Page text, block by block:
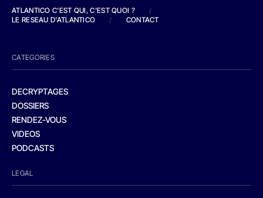
ATLANTICO C'EST QUI, C'EST QUOI ?
/
LE RESEAU D'ATLANTICO
/ CONTACT
CATEGORIES
DECRYPTAGES
DOSSIERS
RENDEZ-VOUS
VIDEOS
PODCASTS
LEGAL